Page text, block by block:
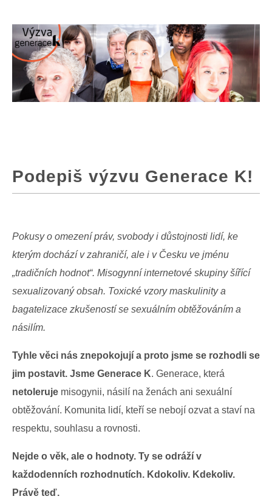
Podepiš výzvu Generace K!
Pokusy o omezení práv, svobody i důstojnosti lidí, ke
kterým dochází v zahraničí, ale i v Česku ve jménu
„tradičních hodnot“. Misogynní internetové skupiny šířící
sexualizovaný obsah. Toxické vzory maskulinity a
bagatelizace zkušeností se sexuálním obtěžováním a
násilím.
Tyhle věci nás znepokojují a proto jsme se rozhodli se
jim postavit. Jsme Generace K. Generace, která
netoleruje misogynii, násilí na ženách ani sexuální
obtěžování. Komunita lidí, kteří se nebojí ozvat a staví na
respektu, souhlasu a rovnosti.
Nejde o věk, ale o hodnoty. Ty se odráží v
každodenních rozhodnutích. Kdokoliv. Kdekoliv.
Právě teď.